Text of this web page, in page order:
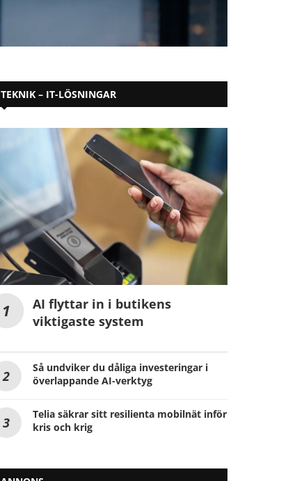
TEKNIK – IT-LÖSNINGAR
AI flyttar in i butikens
viktigaste system
Så undviker du dåliga investeringar i
överlappande AI-verktyg
Telia säkrar sitt resilienta mobilnät inför
kris och krig